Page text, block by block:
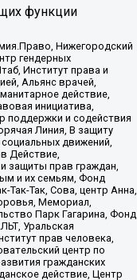
функции
Нижегородский
гендерных
Институт права и
Альянс врачей,
действие,
инициатива,
поддержки и содействия
Линия, В защиту
движений,
Действие,
защиты прав граждан,
и их семьям, Фонд
Так-Так, Сова, центр Анна,
Мемориал,
Парк Гагарина, Фонд
Уральская
прав человека,
центр по
гражданских
действие, Центр